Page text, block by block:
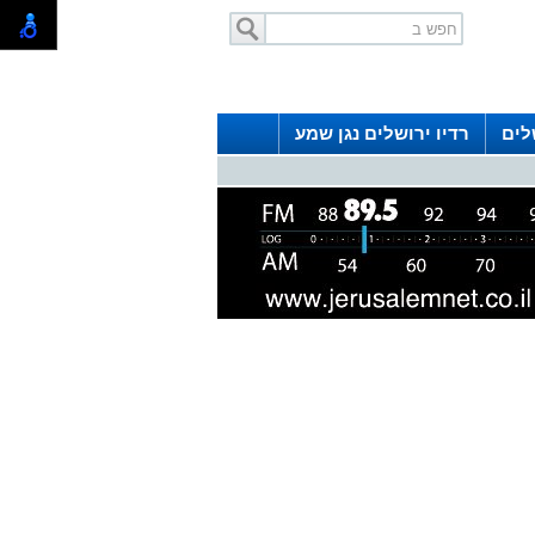
רדיו ירושלים נגן שמע